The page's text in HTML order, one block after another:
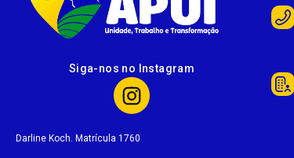
Siga-nos no Instagram
Darline Koch. Matrícula 1760